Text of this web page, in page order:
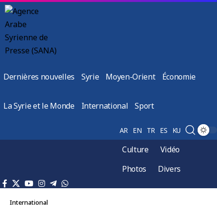
Dernières nouvelles Syrie Moyen-Orient Économie
La Syrie et le Monde International Sport
AR EN TR ES KU
Culture
Vidéo
Photos
Divers
International